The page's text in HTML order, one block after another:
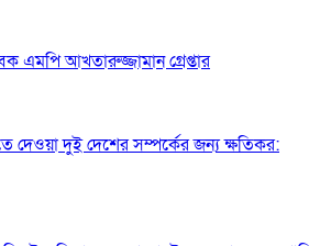
এমপি আখতারুজ্জামান গ্রেপ্তার
দেওয়া দুই দেশের সম্পর্কের জন্য ক্ষতিকর: